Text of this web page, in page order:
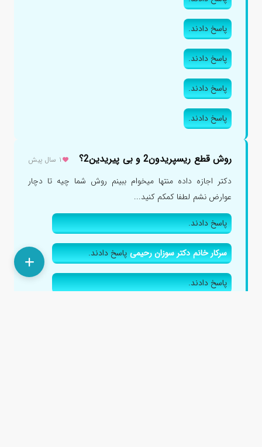
پاسخ دادند.
پاسخ دادند.
پاسخ دادند.
پاسخ دادند.
روش قطع ریسپریدون2 و بی پیریدین2؟ ۱ سال پیش
دکتر اجازه داده منتها میخوام ببینم روش شما چیه تا دچار
عوارض نشم لطفا کمکم کنید...
پاسخ دادند.
سرکار خانم دکتر سوزان رحیمیپاسخ دادند.
پاسخ دادند.